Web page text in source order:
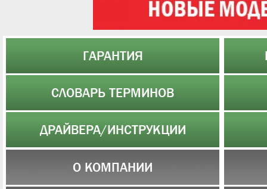
ГАРАНТИЯ
СЛОВАРЬ ТЕРМИНОВ
ДРАЙВЕРА/ИНСТРУКЦИИ
О КОМПАНИИ